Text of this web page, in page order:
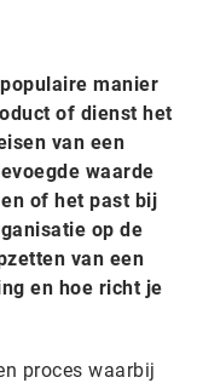
manier
of dienst het
van een
waarde
of het past bij
op de
van een
en hoe richt je
proces waarbij